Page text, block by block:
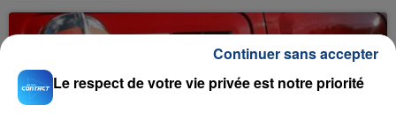
Le respect de votre vie privée est notre priorité
Continuer sans accepter